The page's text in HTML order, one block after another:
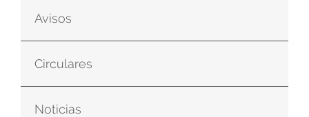
Avisos
Circulares
Noticias